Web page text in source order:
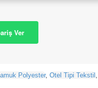
Ver
Polyester, Otel Tipi Tekstil